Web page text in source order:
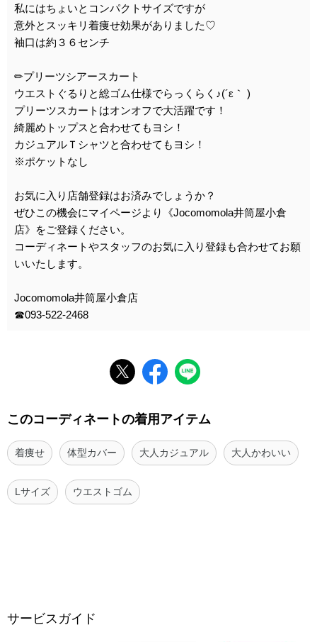
私にはちょいとコンパクトサイズですが
意外とスッキリ着痩せ効果がありました♡
袖口は約３６センチ
✏︎プリーツシアースカート
ウエストぐるりと総ゴム仕様でらっくらく♪(´ε｀ )
プリーツスカートはオンオフで大活躍です！
綺麗めトップスと合わせてもヨシ！
カジュアルＴシャツと合わせてもヨシ！
※ポケットなし
お気に入り店舗登録はお済みでしょうか？
ぜひこの機会にマイページより《Jocomomola井筒屋小倉
店》をご登録ください。
コーディネートやスタッフのお気に入り登録も合わせてお願
いいたします。
Jocomomola井筒屋小倉店
☎︎093-522-2468
このコーディネートの着用アイテム
着痩せ 体型カバー 大人カジュアル 大人かわいい
Lサイズ ウエストゴム
サービスガイド